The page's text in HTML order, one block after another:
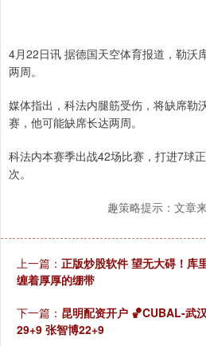
4月22日讯 据德国天空体育报道，勒沃
两周。
媒体指出，科法内腿筋受伤，将缺席勒
赛，他可能缺席长达两周。
科法内本赛季出战42场比赛，打进7球
次。
趣策略提示：文章
上一篇： 正版炒股软件 望无大碍！库
缠着厚厚的绷带
下一篇： 昆明配资开户 🏀CUBAL-武
29+9 张智博22+9